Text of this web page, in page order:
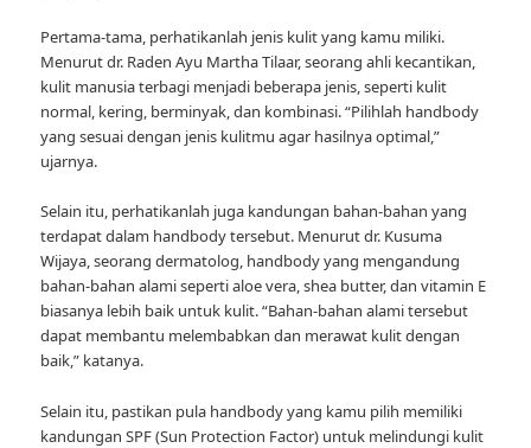
Pertama-tama, perhatikanlah jenis kulit yang kamu miliki.
Menurut dr. Raden Ayu Martha Tilaar, seorang ahli kecantikan,
kulit manusia terbagi menjadi beberapa jenis, seperti kulit
normal, kering, berminyak, dan kombinasi. “Pilihlah handbody
yang sesuai dengan jenis kulitmu agar hasilnya optimal,”
ujarnya.
Selain itu, perhatikanlah juga kandungan bahan-bahan yang
terdapat dalam handbody tersebut. Menurut dr. Kusuma
Wijaya, seorang dermatolog, handbody yang mengandung
bahan-bahan alami seperti aloe vera, shea butter, dan vitamin E
biasanya lebih baik untuk kulit. “Bahan-bahan alami tersebut
dapat membantu melembabkan dan merawat kulit dengan
baik,” katanya.
Selain itu, pastikan pula handbody yang kamu pilih memiliki
kandungan SPF (Sun Protection Factor) untuk melindungi kulit